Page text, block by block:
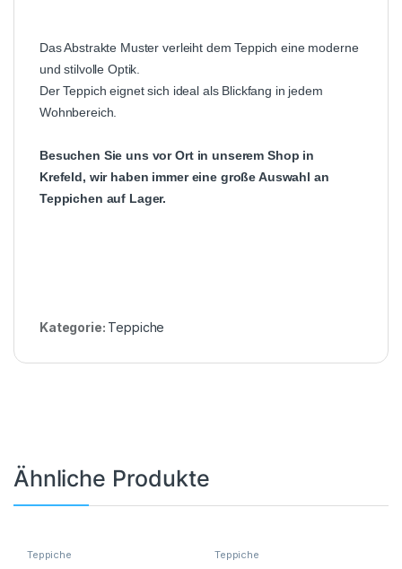
Das Abstrakte Muster verleiht dem Teppich eine moderne
und stilvolle Optik.
Der Teppich eignet sich ideal als Blickfang in jedem
Wohnbereich.
Besuchen Sie uns vor Ort in unserem Shop in
Krefeld, wir haben immer eine große Auswahl an
Teppichen auf Lager.
Kategorie: Teppiche
Ähnliche Produkte
Teppiche Teppiche